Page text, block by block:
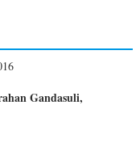
Gandasuli,